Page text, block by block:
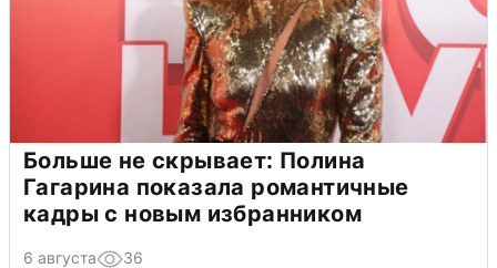
Больше не скрывает: Полина
Гагарина показала романтичные
кадры с новым избранником
6 августа 36